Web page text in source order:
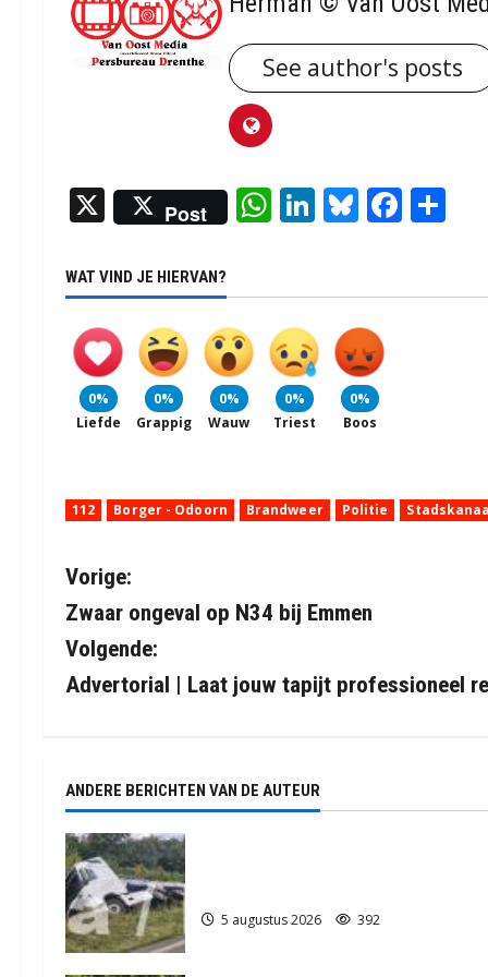
See author's posts
X Post WhatsApp
LinkedIn
Bluesky
WAT VIND JE HIERVAN?
0%
Liefde
0%
Grappig
0%
Wauw
0%
Triest
0%
Boos
112 Borger - Odoorn Brandweer Politie
B
e
r
h
t
n
a
Vorige:
Zwaar ongeval op N34 bij Emmen
Volgende:
Advertorial | Laat jouw tapijt professioneel
ANDERE BERICHTEN VAN DE AUTEUR
5 augustus 2026 392